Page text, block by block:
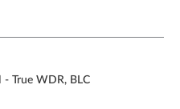
- True WDR, BLC